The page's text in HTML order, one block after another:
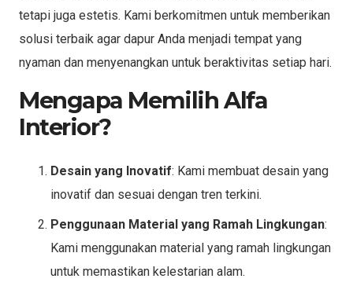
tetapi juga estetis. Kami berkomitmen untuk memberikan
solusi terbaik agar dapur Anda menjadi tempat yang
nyaman dan menyenangkan untuk beraktivitas setiap hari.
Mengapa Memilih Alfa
Interior?
Desain yang Inovatif: Kami membuat desain yang
inovatif dan sesuai dengan tren terkini.
Penggunaan Material yang Ramah Lingkungan:
Kami menggunakan material yang ramah lingkungan
untuk memastikan kelestarian alam.